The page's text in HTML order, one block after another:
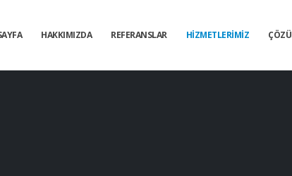
HAKKIMIZDA REFERANSLAR HIZMETLERIMIZ